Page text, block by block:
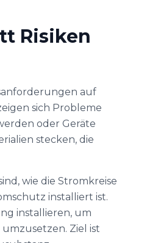
Risiken
auf
sich Probleme
oder Geräte
stecken, die
wie die Stromkreise
installiert ist.
installieren, um
Ziel ist